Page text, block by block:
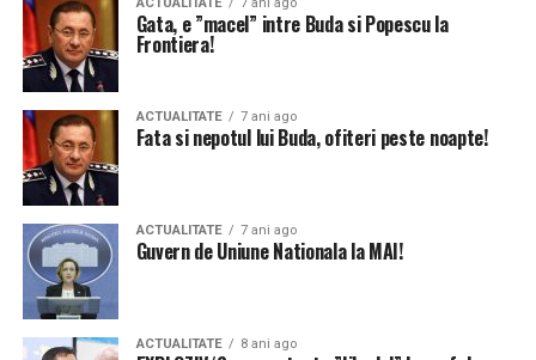
ACTUALITATE 7 ani ago
Gata, e ”macel” intre Buda si Popescu la
Frontiera!
ACTUALITATE 7 ani ago
Fata si nepotul lui Buda, ofiteri peste noapte!
ACTUALITATE 7 ani ago
Guvern de Uniune Nationala la MAI!
ACTUALITATE 8 ani ago